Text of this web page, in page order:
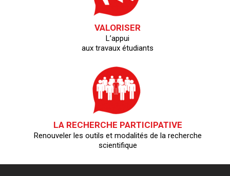
VALORISER
L’appui
aux travaux étudiants
LA RECHERCHE PARTICIPATIVE
Renouveler les outils et modalités de la recherche
scientifique